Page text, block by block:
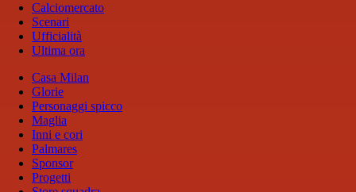
Calciomercato
Scenari
Ufficialità
Ultima ora
Casa Milan
Glorie
Personaggi spicco
Maglia
Inni e cori
Palmares
Sponsor
Progetti